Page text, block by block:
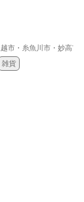
市・糸魚川市・妙高市
雑貨